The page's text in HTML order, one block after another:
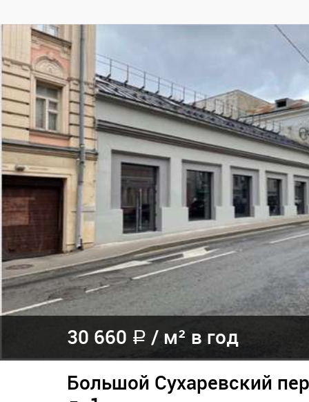
30 660 a / м² в год
Большой Сухаревский